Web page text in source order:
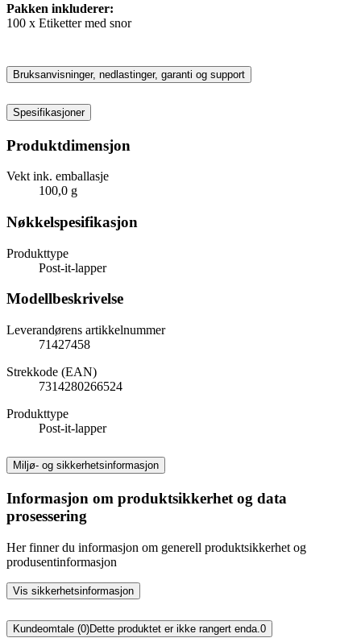
Pakken inkluderer:
100 x Etiketter med snor
Bruksanvisninger, nedlastinger, garanti og support
Spesifikasjoner
Produktdimensjon
Vekt ink. emballasje
100,0 g
Nøkkelspesifikasjon
Produkttype
Post-it-lapper
Modellbeskrivelse
Leverandørens artikkelnummer
71427458
Strekkode (EAN)
7314280266524
Produkttype
Post-it-lapper
Miljø- og sikkerhetsinformasjon
Informasjon om produktsikkerhet og data
prosessering
Her finner du informasjon om generell produktsikkerhet og
produsentinformasjon
Vis sikkerhetsinformasjon
Kundeomtale (0)Dette produktet er ikke rangert enda. 0